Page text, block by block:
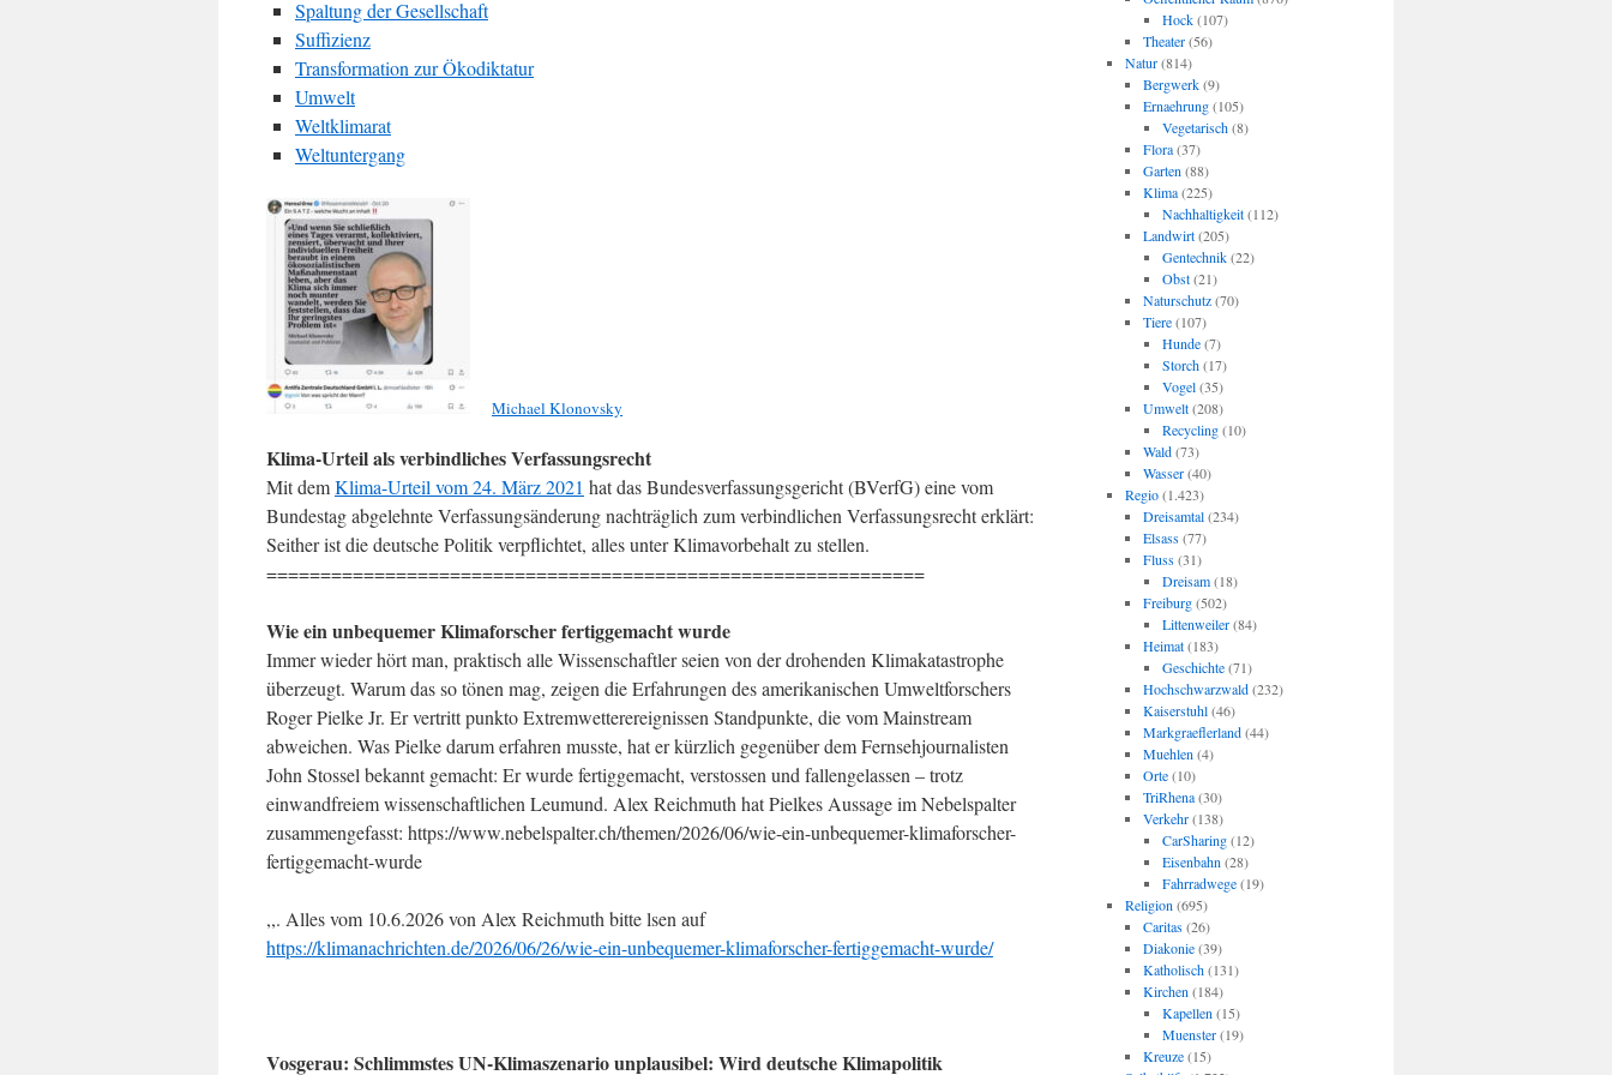
Spaltung der Gesellschaft
Suffizienz
Transformation zur Ökodiktatur
Umwelt
Weltklimarat
Weltuntergang
Michael Klonovsky
Klima-Urteil als verbindliches Verfassungsrecht
Mit demKlima-Urteil vom 24. März 2021 hat das Bundesverfassungsgericht (BVerfG) eine vom
Bundestag abgelehnte Verfassungsänderung nachträglich zum verbindlichen Verfassungsrecht erklärt:
Seither ist die deutsche Politik verpflichtet, alles unter Klimavorbehalt zu stellen.
=============================================================
Wie ein unbequemer Klimaforscher fertiggemacht wurde
Immer wieder hört man, praktisch alle Wissenschaftler seien von der drohenden Klimakatastrophe
überzeugt. Warum das so tönen mag, zeigen die Erfahrungen des amerikanischen Umweltforschers
Roger Pielke Jr. Er vertritt punkto Extremwetterereignissen Standpunkte, die vom Mainstream
abweichen. Was Pielke darum erfahren musste, hat er kürzlich gegenüber dem Fernsehjournalisten
John Stossel bekannt gemacht: Er wurde fertiggemacht, verstossen und fallengelassen – trotz
einwandfreiem wissenschaftlichen Leumund. Alex Reichmuth hat Pielkes Aussage im Nebelspalter
zusammengefasst: https://www.nebelspalter.ch/themen/2026/06/wie-ein-unbequemer-klimaforscher-
fertiggemacht-wurde
,,. Alles vom 10.6.2026 von Alex Reichmuth bitte lsen auf
https://klimanachrichten.de/2026/06/26/wie-ein-unbequemer-klimaforscher-fertiggemacht-wurde/
Vosgerau: Schlimmstes UN-Klimaszenario unplausibel: Wird deutsche Klimapolitik
Hock(107)
Theater(56)
Natur(814)
Bergwerk(9)
Ernaehrung(105)
Vegetarisch(8)
Flora(37)
Garten (88)
Klima(225)
Nachhaltigkeit(112)
Landwirt(205)
Gentechnik(22)
Obst(21)
Naturschutz(70)
Tiere(107)
Hunde(7)
Storch(17)
Vogel(35)
Umwelt(208)
Recycling(10)
Wald(73)
Wasser(40)
Regio(1.423)
Dreisamtal(234)
Elsass(77)
Fluss(31)
Dreisam(18)
Freiburg(502)
Littenweiler(84)
Heimat(183)
Geschichte(71)
Hochschwarzwald(232)
Kaiserstuhl(46)
Markgraeflerland(44)
Muehlen (4)
Orte(10)
TriRhena(30)
Verkehr(138)
CarSharing(12)
Eisenbahn (28)
Fahrradwege(19)
Religion (695)
Caritas(26)
Diakonie(39)
Katholisch(131)
Kirchen (184)
Kapellen (15)
Muenster(19)
Kreuze(15)